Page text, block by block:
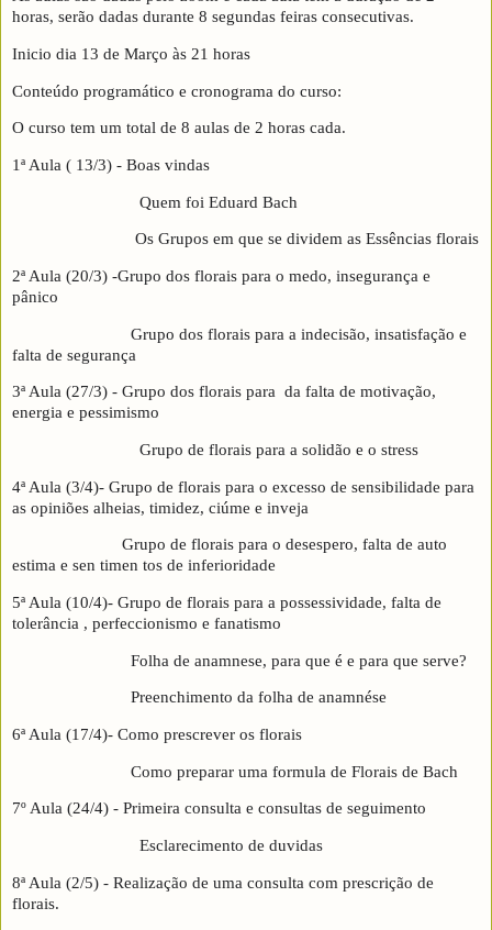
horas, serão dadas durante 8 segundas feiras consecutivas.
Inicio dia 13 de Março às 21 horas
Conteúdo programático e cronograma do curso:
O curso tem um total de 8 aulas de 2 horas cada.
1ª Aula ( 13/3) - Boas vindas
Quem foi Eduard Bach
Os Grupos em que se dividem as Essências florais
2ª Aula (20/3) -Grupo dos florais para o medo, insegurança e
pânico
Grupo dos florais para a indecisão, insatisfação e
falta de segurança
3ª Aula (27/3) - Grupo dos florais para da falta de motivação,
energia e pessimismo
Grupo de florais para a solidão e o stress
4ª Aula (3/4)- Grupo de florais para o excesso de sensibilidade para
as opiniões alheias, timidez, ciúme e inveja
Grupo de florais para o desespero, falta de auto
estima e sen timen tos de inferioridade
5ª Aula (10/4)- Grupo de florais para a possessividade, falta de
tolerância , perfeccionismo e fanatismo
Folha de anamnese, para que é e para que serve?
Preenchimento da folha de anamnése
6ª Aula (17/4)- Como prescrever os florais
Como preparar uma formula de Florais de Bach
7º Aula (24/4) - Primeira consulta e consultas de seguimento
Esclarecimento de duvidas
8ª Aula (2/5) - Realização de uma consulta com prescrição de
florais.